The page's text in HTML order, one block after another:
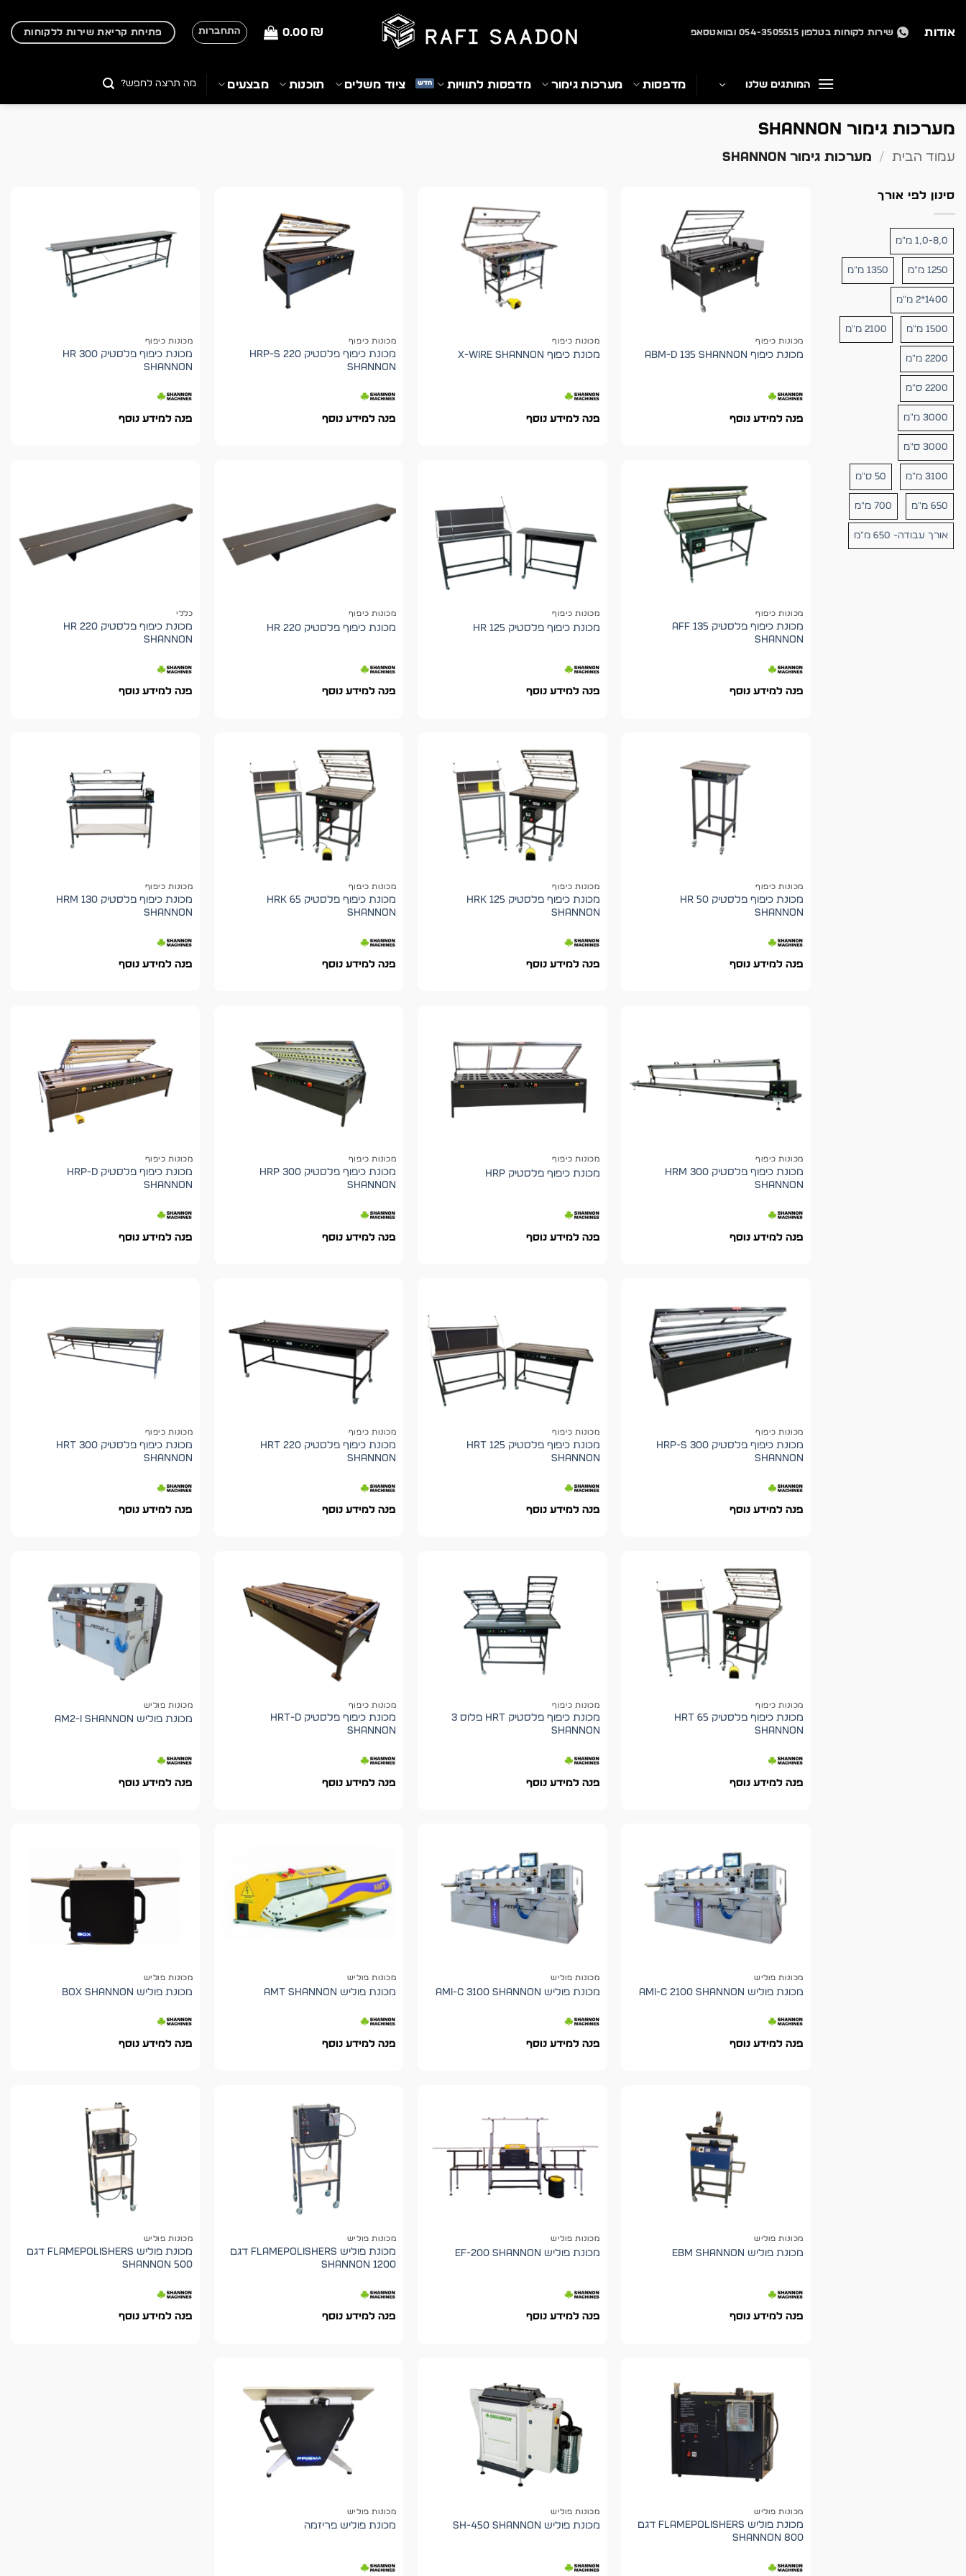
אודות שירות לקוחות בטלפון 054-3505515 ובוואטסאפ 0.00 ₪ התחברות פתיחת קריאת שירות ללקוחות
המותגים שלנו מדפסות מערכות גימור מדפסות לתוויות ציוד משלים תוכנות מבצעים
מערכות גימור SHANNON
עמוד הבית / מערכות גימור SHANNON
סינון לפי אורך
1,0-8,0 מ"מ
1250 מ"מ 1350 מ"מ
1400*2 מ"מ
1500 מ"מ 2100 מ"מ
2200 מ"מ
2200 ס"מ
3000 מ"מ
3000 ס"מ
3100 מ"מ 50 ס"מ
650 מ"מ 700 מ"מ
אורך עבודה- 650 מ"מ
מכונות כיפוף
מכונת כיפוף ABM-D 135 shannon
פנה למידע נוסף
מכונות כיפוף
מכונת כיפוף X-WIRE shannon
פנה למידע נוסף
מכונות כיפוף
מכונת כיפוף פלסטיק HRP-S 220
shannon
פנה למידע נוסף
מכונות כיפוף
מכונת כיפוף פלסטיק 300 HR
shannon
פנה למידע נוסף
מכונות כיפוף
מכונת כיפוף פלסטיק AFF 135
shannon
פנה למידע נוסף
מכונות כיפוף
מכונת כיפוף פלסטיק HR 125
פנה למידע נוסף
מכונות כיפוף
מכונת כיפוף פלסטיק HR 220
פנה למידע נוסף
כללי
מכונת כיפוף פלסטיק HR 220
shannon
פנה למידע נוסף
מכונות כיפוף
מכונת כיפוף פלסטיק HR 50
shannon
פנה למידע נוסף
מכונות כיפוף
מכונת כיפוף פלסטיק HRK 125
shannon
פנה למידע נוסף
מכונות כיפוף
מכונת כיפוף פלסטיק HRK 65
shannon
פנה למידע נוסף
מכונות כיפוף
מכונת כיפוף פלסטיק HRM 130
shannon
פנה למידע נוסף
מכונות כיפוף
מכונת כיפוף פלסטיק HRM 300
shannon
פנה למידע נוסף
מכונות כיפוף
מכונת כיפוף פלסטיק HRP
פנה למידע נוסף
מכונות כיפוף
מכונת כיפוף פלסטיק HRP 300
shannon
פנה למידע נוסף
מכונות כיפוף
מכונת כיפוף פלסטיק HRP-D
shannon
פנה למידע נוסף
מכונות כיפוף
מכונת כיפוף פלסטיק HRP-S 300
shannon
פנה למידע נוסף
מכונות כיפוף
מכונת כיפוף פלסטיק HRT 125
shannon
פנה למידע נוסף
מכונות כיפוף
מכונת כיפוף פלסטיק HRT 220
shannon
פנה למידע נוסף
מכונות כיפוף
מכונת כיפוף פלסטיק HRT 300
shannon
פנה למידע נוסף
מכונות כיפוף
מכונת כיפוף פלסטיק HRT 65
shannon
פנה למידע נוסף
מכונות כיפוף
מכונת כיפוף פלסטיק HRT פלוס 3
shannon
פנה למידע נוסף
מכונות כיפוף
מכונת כיפוף פלסטיק HRT-D
shannon
פנה למידע נוסף
מכונות פוליש
מכונת פוליש AM2-I shannon
פנה למידע נוסף
מכונות פוליש
מכונת פוליש AMI-C 2100 shannon
פנה למידע נוסף
מכונות פוליש
מכונת פוליש AMI-C 3100 shannon
פנה למידע נוסף
מכונות פוליש
מכונת פוליש AMT shannon
פנה למידע נוסף
מכונות פוליש
מכונת פוליש BOX shannon
פנה למידע נוסף
מכונות פוליש
מכונת פוליש EBM shannon
פנה למידע נוסף
מכונות פוליש
מכונת פוליש EF-200 shannon
פנה למידע נוסף
מכונות פוליש
מכונת פוליש Flamepolishers דגם
1200 shannon
פנה למידע נוסף
מכונות פוליש
מכונת פוליש Flamepolishers דגם
500 shannon
פנה למידע נוסף
מכונות פוליש
מכונת פוליש Flamepolishers דגם
800 shannon
מכונות פוליש
מכונת פוליש SH-450 shannon
מכונות פוליש
מכונת פוליש פריזמה